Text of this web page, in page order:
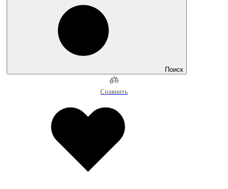
Поиск
Сравнить